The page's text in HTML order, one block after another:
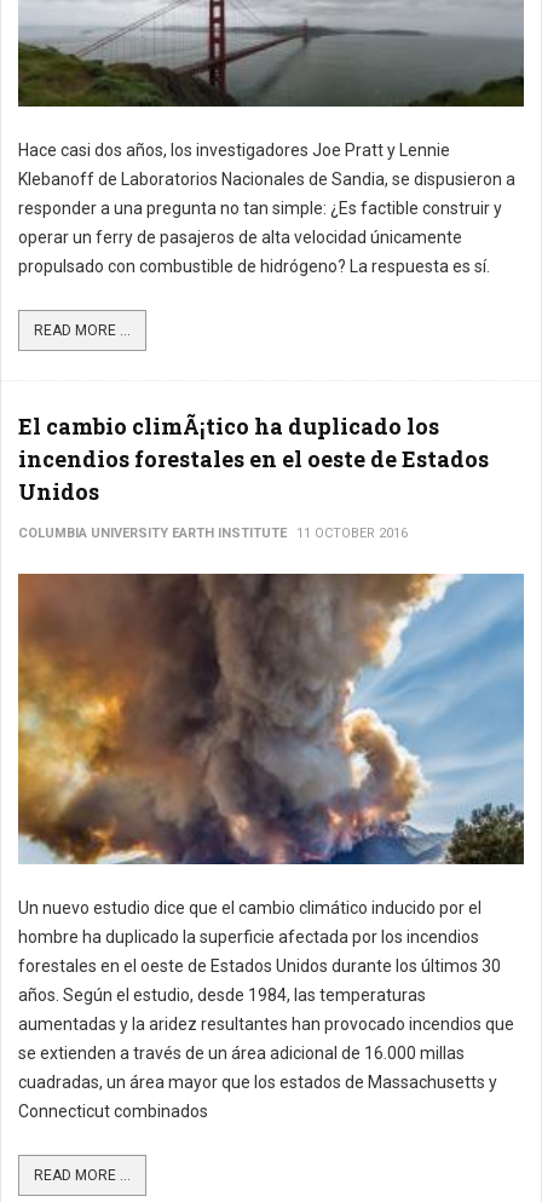
Hace casi dos años, los investigadores Joe Pratt y Lennie
Klebanoff de Laboratorios Nacionales de Sandia, se dispusieron a
responder a una pregunta no tan simple: ¿Es factible construir y
operar un ferry de pasajeros de alta velocidad únicamente
propulsado con combustible de hidrógeno? La respuesta es sí.
READ MORE ...
El cambio climÃ¡tico ha duplicado los
incendios forestales en el oeste de Estados
Unidos
COLUMBIA UNIVERSITY EARTH INSTITUTE 11 OCTOBER 2016
Un nuevo estudio dice que el cambio climático inducido por el
hombre ha duplicado la superficie afectada por los incendios
forestales en el oeste de Estados Unidos durante los últimos 30
años. Según el estudio, desde 1984, las temperaturas
aumentadas y la aridez resultantes han provocado incendios que
se extienden a través de un área adicional de 16.000 millas
cuadradas, un área mayor que los estados de Massachusetts y
Connecticut combinados
READ MORE ...